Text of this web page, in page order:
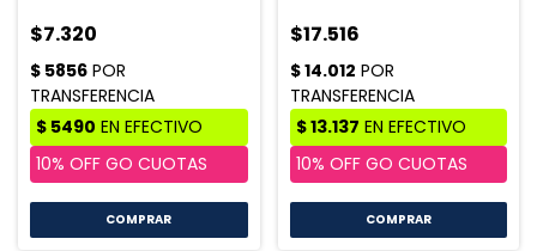
$7.320
COMPRAR
$17.516